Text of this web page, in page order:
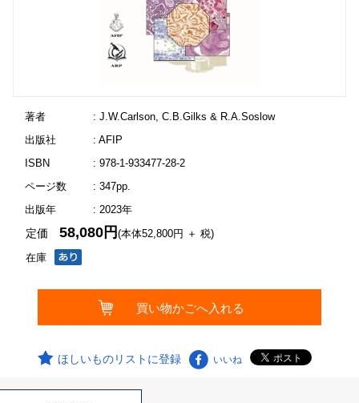
著者
: J.W.Carlson, C.B.Gilks & R.A.Soslow
出版社
: AFIP
ISBN
: 978-1-933477-28-2
ページ数
: 347pp.
出版年
: 2023年
在庫
定価58,080円(本体52,800円 ＋ 税)
ほしいものリストに登録 いいね